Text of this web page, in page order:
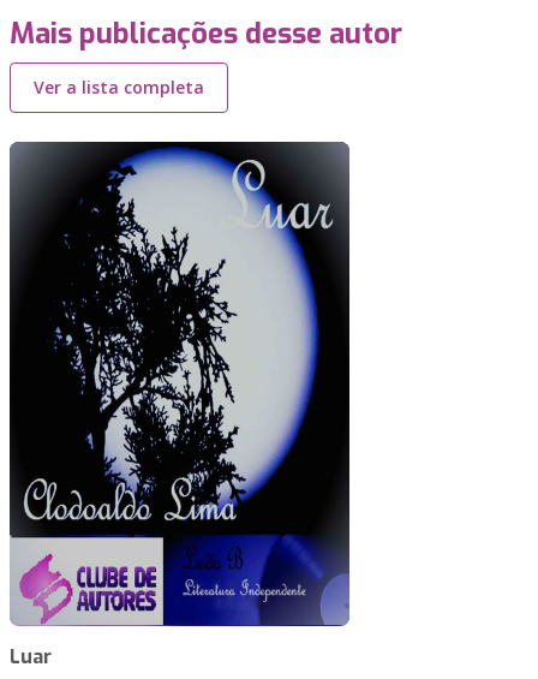
Mais publicações desse autor
Ver a lista completa
Luar